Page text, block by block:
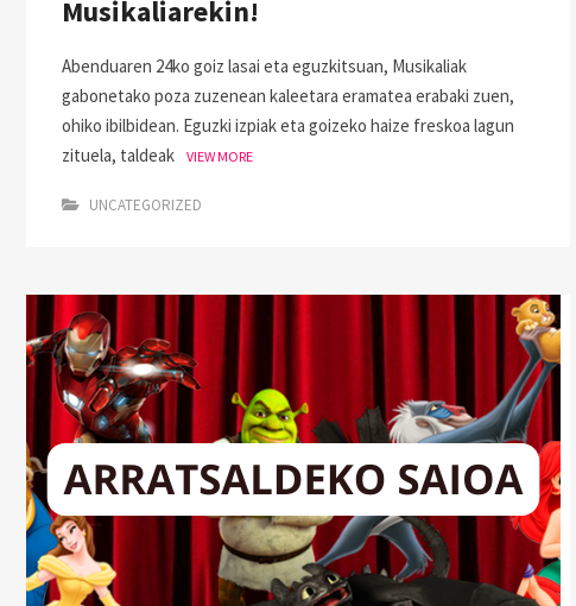
Musikaliarekin!
Abenduaren 24ko goiz lasai eta eguzkitsuan, Musikaliak
gabonetako poza zuzenean kaleetara eramatea erabaki zuen,
ohiko ibilbidean. Eguzki izpiak eta goizeko haize freskoa lagun
zituela, taldeak
VIEW MORE
UNCATEGORIZED